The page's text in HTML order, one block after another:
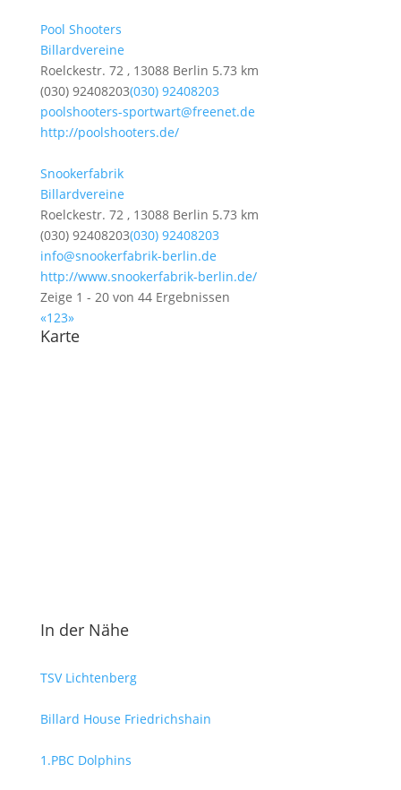
Pool Shooters
Billardvereine
Roelckestr. 72 , 13088 Berlin 5.73 km
(030) 92408203(030) 92408203
poolshooters-sportwart@freenet.de
http://poolshooters.de/
Snookerfabrik
Billardvereine
Roelckestr. 72 , 13088 Berlin 5.73 km
(030) 92408203(030) 92408203
info@snookerfabrik-berlin.de
http://www.snookerfabrik-berlin.de/
Zeige 1 - 20 von 44 Ergebnissen
«123»
Karte
In der Nähe
TSV Lichtenberg
Billard House Friedrichshain
1.PBC Dolphins